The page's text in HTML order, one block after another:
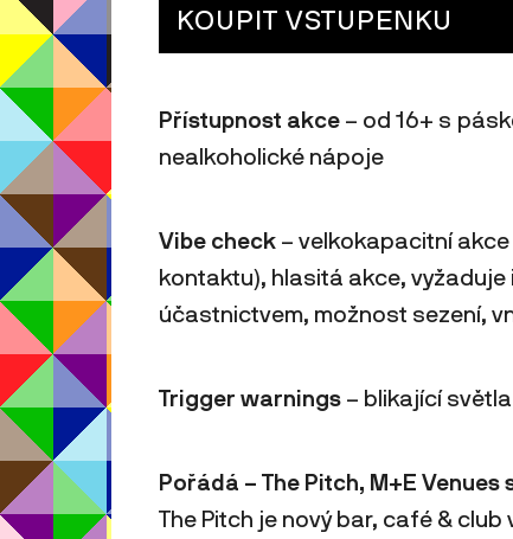
KOUPIT VSTUPENKU
Přístupnost akce – od 16+ s
nealkoholické nápoje
Vibe check – velkokapacitní
kontaktu), hlasitá akce,
účastnictvem, možnost sezení,
Trigger warnings – blikající světla
Pořádá – The Pitch, M+E Venues
The Pitch je nový bar, café &